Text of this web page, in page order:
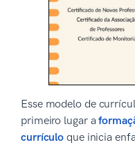
Esse modelo de
primeiro lugar a
currículo que inicia